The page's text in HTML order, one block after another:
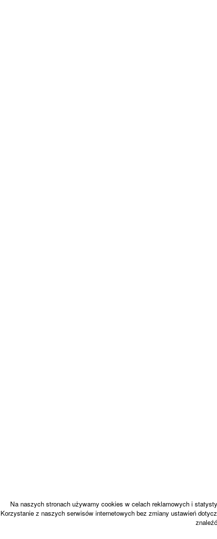
Na naszych stronach używamy cookies w celach reklamowych i
Korzystanie z naszych serwisów internetowych bez zmiany ustawień